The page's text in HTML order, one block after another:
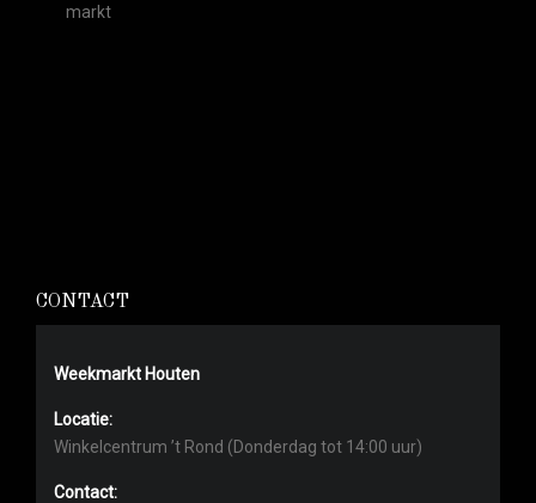
markt
CONTACT
Weekmarkt Houten
Locatie:
Winkelcentrum ’t Rond (Donderdag tot 14:00 uur)
Contact: